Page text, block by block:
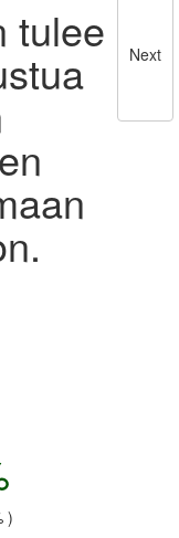
tulee Next
)